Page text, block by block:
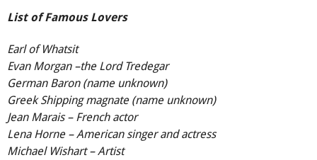
List of Famous Lovers
Earl of Whatsit
Evan Morgan –the Lord Tredegar
German Baron (name unknown)
Greek Shipping magnate (name unknown)
Jean Marais – French actor
Lena Horne – American singer and actress
Michael Wishart – Artist